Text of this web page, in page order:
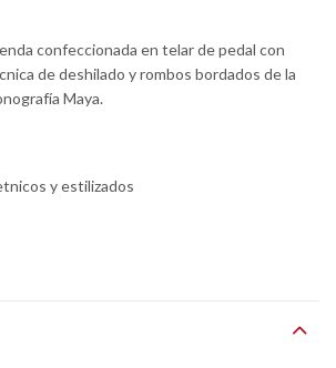
confeccionada en telar de pedal con
de deshilado y rombos bordados de la
Maya.
y estilizados